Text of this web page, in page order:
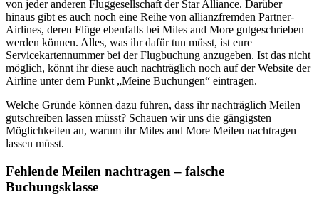
von jeder anderen Fluggesellschaft der Star Alliance. Darüber
hinaus gibt es auch noch eine Reihe von allianzfremden Partner-
Airlines, deren Flüge ebenfalls bei Miles and More gutgeschrieben
werden können. Alles, was ihr dafür tun müsst, ist eure
Servicekartennummer bei der Flugbuchung anzugeben. Ist das nicht
möglich, könnt ihr diese auch nachträglich noch auf der Website der
Airline unter dem Punkt „Meine Buchungen“ eintragen.
Welche Gründe können dazu führen, dass ihr nachträglich Meilen
gutschreiben lassen müsst? Schauen wir uns die gängigsten
Möglichkeiten an, warum ihr Miles and More Meilen nachtragen
lassen müsst.
Fehlende Meilen nachtragen – falsche
Buchungsklasse